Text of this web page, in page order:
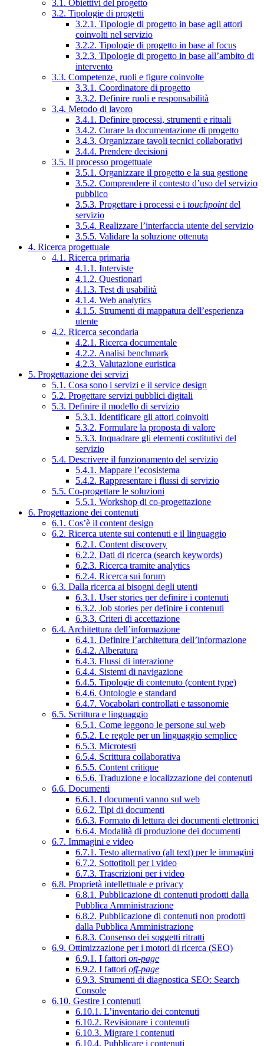
3.1. Obiettivi del progetto
3.2. Tipologie di progetti
3.2.1. Tipologie di progetto in base agli attori
coinvolti nel servizio
3.2.2. Tipologie di progetto in base al focus
3.2.3. Tipologie di progetto in base all’ambito di
intervento
3.3. Competenze, ruoli e figure coinvolte
3.3.1. Coordinatore di progetto
3.3.2. Definire ruoli e responsabilità
3.4. Metodo di lavoro
3.4.1. Definire processi, strumenti e rituali
3.4.2. Curare la documentazione di progetto
3.4.3. Organizzare tavoli tecnici collaborativi
3.4.4. Prendere decisioni
3.5. Il processo progettuale
3.5.1. Organizzare il progetto e la sua gestione
3.5.2. Comprendere il contesto d’uso del servizio
pubblico
3.5.3. Progettare i processi e i touchpointdel
servizio
3.5.4. Realizzare l’interfaccia utente del servizio
3.5.5. Validare la soluzione ottenuta
4. Ricerca progettuale
4.1. Ricerca primaria
4.1.1. Interviste
4.1.2. Questionari
4.1.3. Test di usabilità
4.1.4. Web analytics
4.1.5. Strumenti di mappatura dell’esperienza
utente
4.2. Ricerca secondaria
4.2.1. Ricerca documentale
4.2.2. Analisi benchmark
4.2.3. Valutazione euristica
5. Progettazione dei servizi
5.1. Cosa sono i servizi e il service design
5.2. Progettare servizi pubblici digitali
5.3. Definire il modello di servizio
5.3.1. Identificare gli attori coinvolti
5.3.2. Formulare la proposta di valore
5.3.3. Inquadrare gli elementi costitutivi del
servizio
5.4. Descrivere il funzionamento del servizio
5.4.1. Mappare l’ecosistema
5.4.2. Rappresentare i flussi di servizio
5.5. Co-progettare le soluzioni
5.5.1. Workshop di co-progettazione
6. Progettazione dei contenuti
6.1. Cos’è il content design
6.2. Ricerca utente sui contenuti e il linguaggio
6.2.1. Content discovery
6.2.2. Dati di ricerca (search keywords)
6.2.3. Ricerca tramite analytics
6.2.4. Ricerca sui forum
6.3. Dalla ricerca ai bisogni degli utenti
6.3.1. User stories per definire i contenuti
6.3.2. Job stories per definire i contenuti
6.3.3. Criteri di accettazione
6.4. Architettura dell’informazione
6.4.1. Definire l’architettura dell’informazione
6.4.2. Alberatura
6.4.3. Flussi di interazione
6.4.4. Sistemi di navigazione
6.4.5. Tipologie di contenuto (content type)
6.4.6. Ontologie e standard
6.4.7. Vocabolari controllati e tassonomie
6.5. Scrittura e linguaggio
6.5.1. Come leggono le persone sul web
6.5.2. Le regole per un linguaggio semplice
6.5.3. Microtesti
6.5.4. Scrittura collaborativa
6.5.5. Content critique
6.5.6. Traduzione e localizzazione dei contenuti
6.6. Documenti
6.6.1. I documenti vanno sul web
6.6.2. Tipi di documenti
6.6.3. Formato di lettura dei documenti elettronici
6.6.4. Modalità di produzione dei documenti
6.7. Immagini e video
6.7.1. Testo alternativo (alt text) per le immagini
6.7.2. Sottotitoli per i video
6.7.3. Trascrizioni per i video
6.8. Proprietà intellettuale e privacy
6.8.1. Pubblicazione di contenuti prodotti dalla
Pubblica Amministrazione
6.8.2. Pubblicazione di contenuti non prodotti
dalla Pubblica Amministrazione
6.8.3. Consenso dei soggetti ritratti
6.9. Ottimizzazione per i motori di ricerca (SEO)
6.9.1. I fattori on-page
6.9.2. I fattori off-page
6.9.3. Strumenti di diagnostica SEO: Search
Console
6.10. Gestire i contenuti
6.10.1. L’inventario dei contenuti
6.10.2. Revisionare i contenuti
6.10.3. Migrare i contenuti
6.10.4. Pubblicare i contenuti